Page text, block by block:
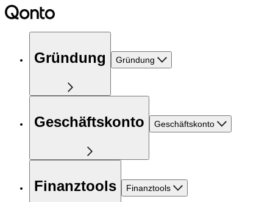
Gründung Gründung
Geschäftskonto Geschäftskonto
Finanztools Finanztools